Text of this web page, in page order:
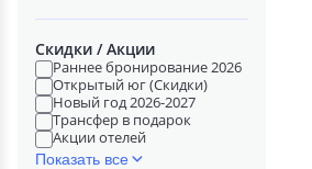
Скидки / Акции
Раннее бронирование 2026
Открытый юг (Скидки)
Новый год 2026-2027
Трансфер в подарок
Акции отелей
Показать все